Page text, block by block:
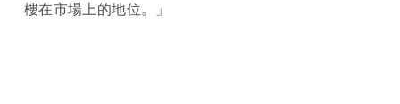
樓在市場上的地位。」